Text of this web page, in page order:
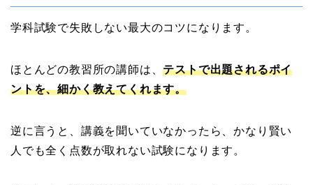
学科試験で失敗しない最大のコツになります。
ほとんどの教習所の講師は、テストで出題されるポイ
ントを、細かく教えてくれます。
逆に言うと、講義を聞いていなかったら、かなり賢い
人でも全く点数が取れない試験になります。